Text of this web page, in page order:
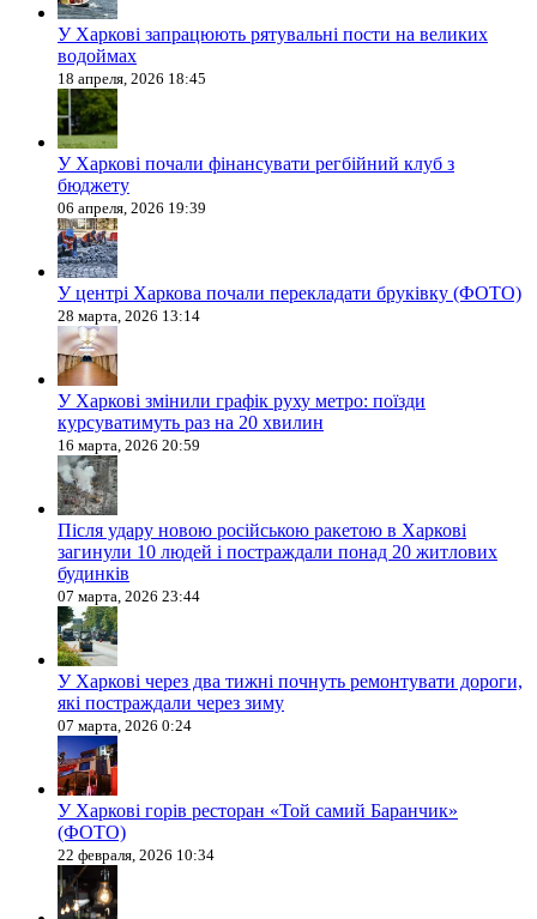
У Харкові запрацюють рятувальні пости на великих
водоймах
18 апреля, 2026 18:45
У Харкові почали фінансувати регбійний клуб з
бюджету
06 апреля, 2026 19:39
У центрі Харкова почали перекладати бруківку (ФОТО)
28 марта, 2026 13:14
У Харкові змінили графік руху метро: поїзди
курсуватимуть раз на 20 хвилин
16 марта, 2026 20:59
Після удару новою російською ракетою в Харкові
загинули 10 людей і постраждали понад 20 житлових
будинків
07 марта, 2026 23:44
У Харкові через два тижні почнуть ремонтувати дороги,
які постраждали через зиму
07 марта, 2026 0:24
У Харкові горів ресторан «Той самий Баранчик»
(ФОТО)
22 февраля, 2026 10:34